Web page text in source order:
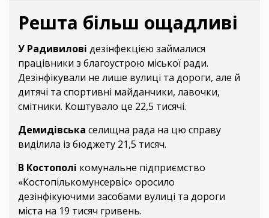
Решта більш ощадливі
У Радивилові дезінфекцією займалися
працівники з благоустрою міської ради.
Дезінфікували не лише вулиці та дороги, але й
дитячі та спортивні майданчики, лавочки,
смітники. Коштувало це 22,5 тисячі.
Демидівська селищна рада на цю справу
виділила із бюджету 21,5 тисяч.
В Костополі комунальне підприємство
«Костопількомунсервіс» оросило
дезінфікуючими засобами вулиці та дороги
міста на 19 тисяч гривень.